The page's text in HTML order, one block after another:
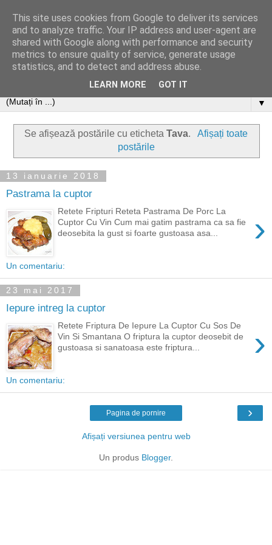
▼
Se afișează postările cu etichetaTava.
Afișați toate
postările
13 ianuarie 2018
Pastrama la cuptor
›
Retete Fripturi Reteta Pastrama De Porc La
Cuptor Cu Vin Cum mai gatim pastrama ca sa fie
deosebita la gust si foarte gustoasa asa...
Un comentariu:
23 mai 2017
Iepure intreg la cuptor
›
Retete Friptura De Iepure La Cuptor Cu Sos De
Vin Si Smantana O friptura la cuptor deosebit de
gustoasa si sanatoasa este friptura...
Un comentariu:
›
Pagina de pornire
Afișați versiunea pentru web
Un produs Blogger.
This site uses cookies from Google to deliver its services
and to analyze traffic. Your IP address and user-agent are
shared with Google along with performance and security
metrics to ensure quality of service, generate usage
statistics, and to detect and address abuse.
LEARN MORE GOT IT